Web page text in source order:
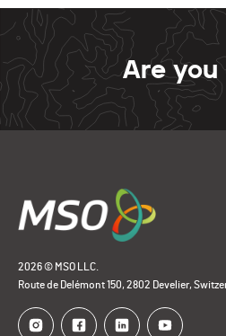
Are you
2026 © MSO LLC.
Route de Delémont 150, 2802 Develier,